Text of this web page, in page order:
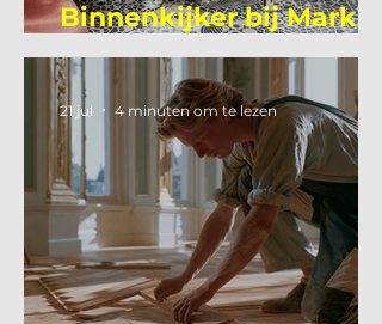
Binnenkijker bij Mark
Mutsaers
21 jul 4 minuten om te lezen